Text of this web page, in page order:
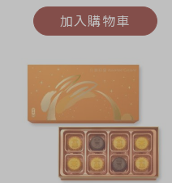
加入購物車